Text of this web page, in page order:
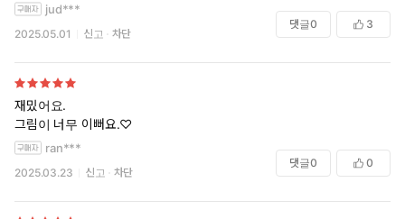
jud***
2025.05.01 신고 차단
댓글0 3
재밌어요.
그림이 너무 이뻐요.♡
ran***
2025.03.23 신고 차단
댓글0 0